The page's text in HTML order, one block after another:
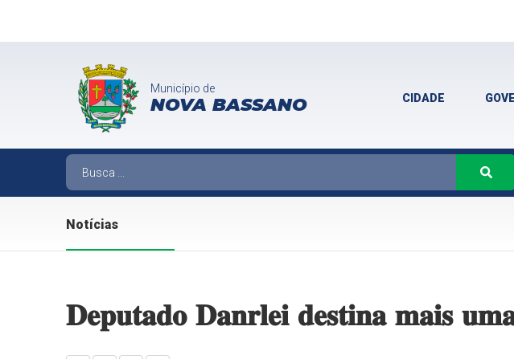
Município de
NOVA BASSANO CIDADE
Notícias
𝐃𝐞𝐩𝐮𝐭𝐚𝐝𝐨 𝐃𝐚𝐧𝐫𝐥𝐞𝐢 𝐝𝐞𝐬𝐭𝐢𝐧𝐚 𝐦𝐚𝐢𝐬